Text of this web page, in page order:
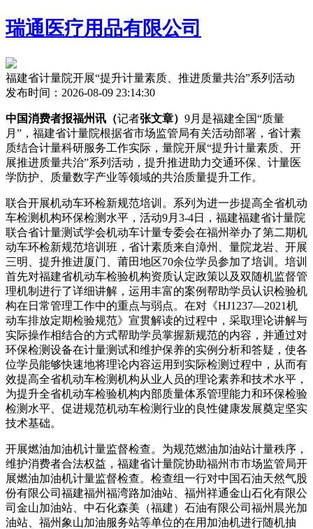
瑞通医疗用品有限公司
福建省计量院开展“提升计量素质、推进质量共治”系列活动
发布时间：2026-08-09 23:14:30
中国消费者报福州讯（记者张文章） 9月是福建全国“质量
月”，福建省计量院根据省市场监管局有关活动部署，省计素
质结合计量科研服务工作实际，量院开展“提升计量素质、开
展推进质量共治”系列活动，提升推进助力交通环保、计量医
学防护、质量数字产业等领域的共治质量提升工作。
联合开展机动车环检新规范培训。系列为进一步提高全省机动
车检测机构环保检测水平，活动9月3-4日，福建福建省计量院
联合省计量测试学会机动车计量专委会在福州举办了第二期机
动车环检新规范培训班，省计素质来自漳州、量院龙岩、开展
三明、提升推进厦门、莆田地区70余位学员参加了培训。培训
首先对福建省机动车检验机构资质认定政策以及双随机监督管
理机制进行了详细讲解，运用丰富的案例帮助学员认识检验机
构在日常管理工作中的重点与弱点。在对《HJ1237—2021机
动车排放定期检验规范》宣贯解读的过程中，采取理论讲解与
实际操作相结合的方式帮助学员掌握新规范的内容，并通过对
环保检测设备在计量测试和维护保养的实例分析和答疑，使各
位学员能够快速地将理论内容运用到实际检测过程中，从而有
效提高全省机动车检测机构从业人员的理论素养和技术水平，
为提升全省机动车检验机构内部质量体系管理能力和环保检验
检测水平、促进规范机动车检测行业的良性健康发展奠定坚实
技术基础。
开展燃油加油机计量监督检查。为规范燃油加油站计量秩序，
维护消费者合法权益，福建省计量院协助福州市市场监管局开
展燃油加油机计量监督检查。检查组一行对中国石油天然气股
份有限公司福建福州福湾路加油站、福州祥通金山石化有限公
司金山加油站、中石化森美（福建）石油有限公司福州晨光加
油站、福州象山加油服务站等单位的在用加油机进行随机抽